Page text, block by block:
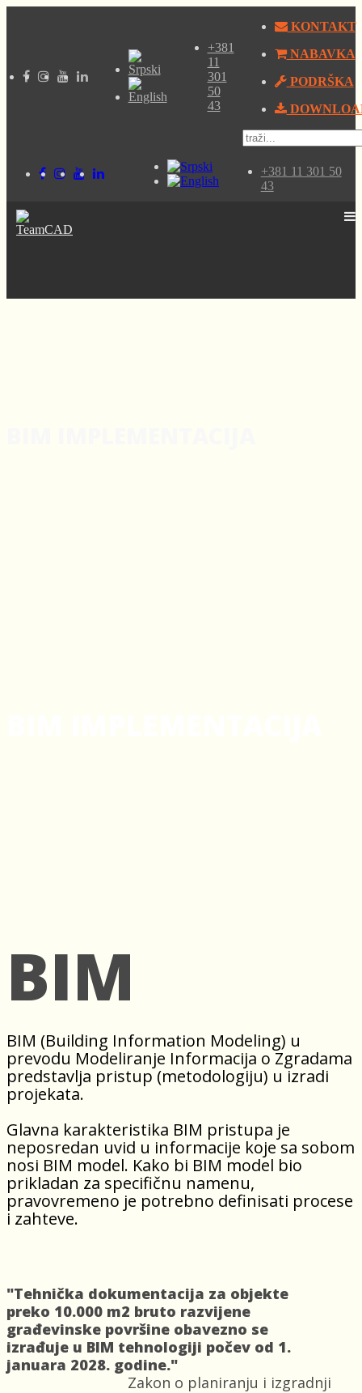
+381
11
301
50
43
KONTAKT
NABAVKA
PODRŠKA
+381 11 301 50
43
BIM
BIM (Building Information Modeling) u
prevodu Modeliranje Informacija o Zgradama
predstavlja pristup (metodologiju) u izradi
projekata.
Glavna karakteristika BIM pristupa je
neposredan uvid u informacije koje sa sobom
nosi BIM model. Kako bi BIM model bio
prikladan za specifičnu namenu,
pravovremeno je potrebno definisati procese
i zahteve.
"Tehnička dokumentacija za objekte
preko 10.000 m2 bruto razvijene
građevinske površine obavezno se
izrađuje u BIM tehnologiji počev od 1.
januara 2028. godine."
Zakon o planiranju i izgradnji